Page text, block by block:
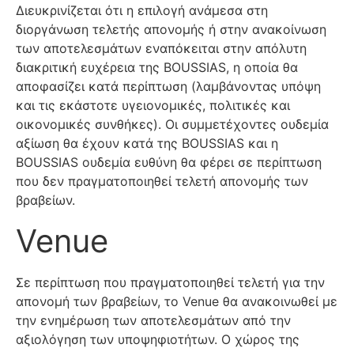
Διευκρινίζεται ότι η επιλογή ανάμεσα στη
διοργάνωση τελετής απονομής ή στην ανακοίνωση
των αποτελεσμάτων εναπόκειται στην απόλυτη
διακριτική ευχέρεια της BOUSSIAS, η οποία θα
αποφασίζει κατά περίπτωση (λαμβάνοντας υπόψη
και τις εκάστοτε υγειονομικές, πολιτικές και
οικονομικές συνθήκες). Οι συμμετέχοντες ουδεμία
αξίωση θα έχουν κατά της BOUSSIAS και η
BOUSSIAS ουδεμία ευθύνη θα φέρει σε περίπτωση
που δεν πραγματοποιηθεί τελετή απονομής των
βραβείων.
Venue
Σε περίπτωση που πραγματοποιηθεί τελετή για την
απονομή των βραβείων, το Venue θα ανακοινωθεί με
την ενημέρωση των αποτελεσμάτων από την
αξιολόγηση των υποψηφιοτήτων. Ο χώρος της